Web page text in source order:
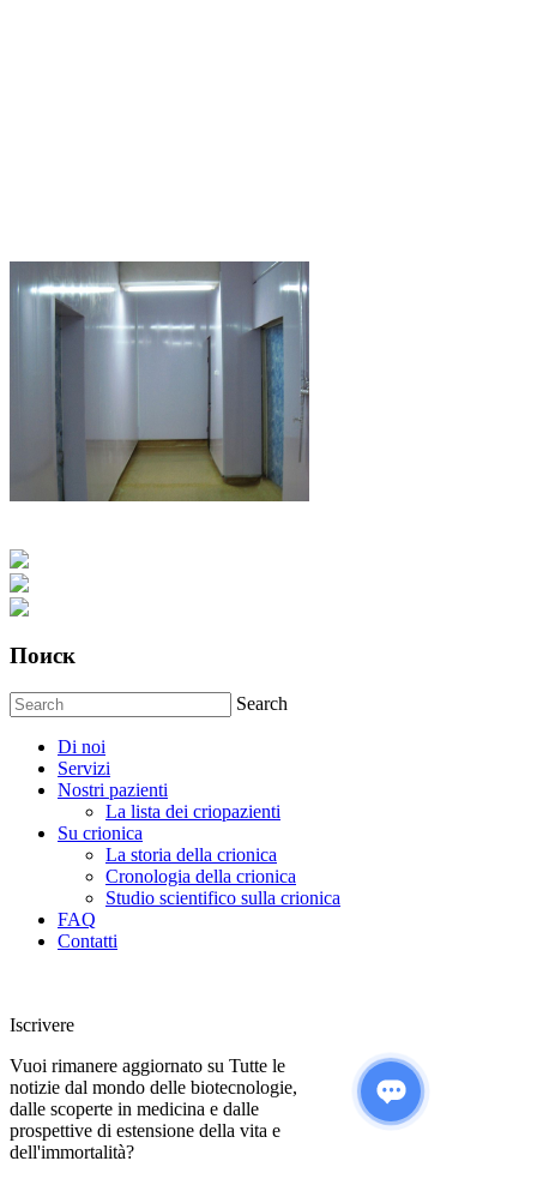
Поиск
Search
Di noi
Servizi
Nostri pazienti
La lista dei criopazienti
Su crionica
La storia della crionica
Сronologia della crionica
Studio scientifico sulla crionica
FAQ
Contatti
Iscrivere
Vuoi rimanere aggiornato su Tutte le
notizie dal mondo delle biotecnologie,
dalle scoperte in medicina e dalle
prospettive di estensione della vita e
dell'immortalità?